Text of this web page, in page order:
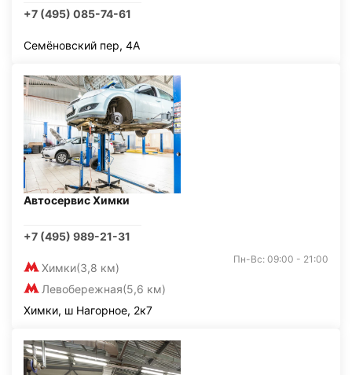
+7 (495) 085-74-61
Семёновский пер, 4А
Автосервис Химки
+7 (495) 989-21-31
Химки(3,8 км)
Левобережная(5,6 км)
Пн-Вс: 09:00 - 21:00
Химки, ш Нагорное, 2к7